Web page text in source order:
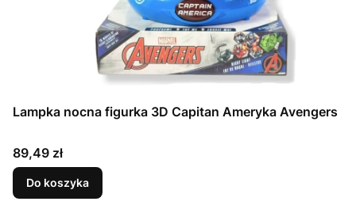
Lampka nocna figurka 3D Capitan Ameryka Avengers
Cena
89,49 zł
Do koszyka